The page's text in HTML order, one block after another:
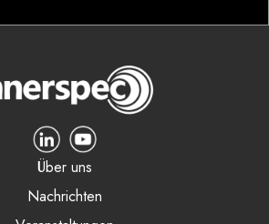
Über uns
Nachrichten